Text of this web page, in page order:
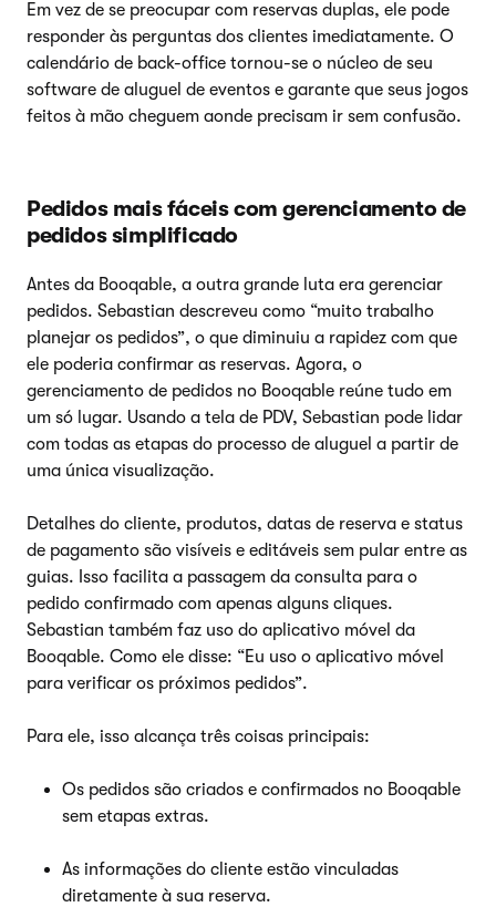
Em vez de se preocupar com reservas duplas, ele pode
responder às perguntas dos clientes imediatamente. O
calendário de back-office tornou-se o núcleo de seu
software de aluguel de eventos e garante que seus jogos
feitos à mão cheguem aonde precisam ir sem confusão.
Pedidos mais fáceis com gerenciamento de
pedidos simplificado
Antes da Booqable, a outra grande luta era gerenciar
pedidos. Sebastian descreveu como “muito trabalho
planejar os pedidos”, o que diminuiu a rapidez com que
ele poderia confirmar as reservas. Agora, o
gerenciamento de pedidos no Booqable reúne tudo em
um só lugar. Usando a tela de PDV, Sebastian pode lidar
com todas as etapas do processo de aluguel a partir de
uma única visualização.
Detalhes do cliente, produtos, datas de reserva e status
de pagamento são visíveis e editáveis sem pular entre as
guias. Isso facilita a passagem da consulta para o
pedido confirmado com apenas alguns cliques.
Sebastian também faz uso do aplicativo móvel da
Booqable. Como ele disse: “Eu uso o aplicativo móvel
para verificar os próximos pedidos”.
Para ele, isso alcança três coisas principais:
Os pedidos são criados e confirmados no Booqable
sem etapas extras.
As informações do cliente estão vinculadas
diretamente à sua reserva.